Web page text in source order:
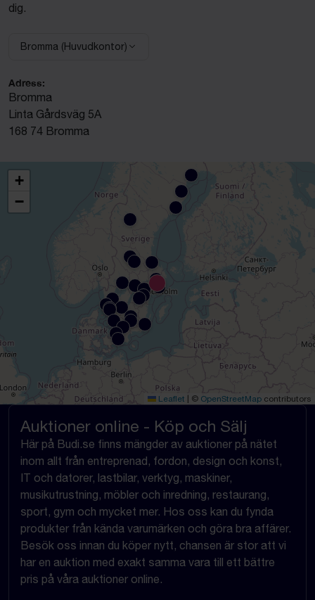
dig.
Välj anläggning:
Bromma (Huvudkontor)
Adress:
Bromma
Linta Gårdsväg 5A
168 74 Bromma
+
−
Leaflet | © OpenStreetMap contributors
Auktioner online - Köp och Sälj
Här på Budi.se finns mängder av auktioner på nätet
inom allt från entreprenad, fordon, design och konst,
IT och datorer, lastbilar, verktyg, maskiner,
musikutrustning, möbler och inredning, restaurang,
sport, gym och mycket mer. Hos oss kan du fynda
produkter från kända varumärken och göra bra affärer.
Besök oss innan du köper nytt, chansen är stor att vi
har en auktion med exakt samma vara till ett bättre
pris på våra auktioner online.